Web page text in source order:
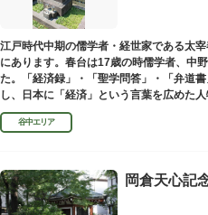
江戸時代中期の儒学者・経世家である太
にあります。春台は17歳の時儒学者、中
た。「経済録」・「聖学問答」・「弁道
し、日本に「経済」という言葉を広めた
（1747）に没しました。
谷中エリア
岡倉天心記